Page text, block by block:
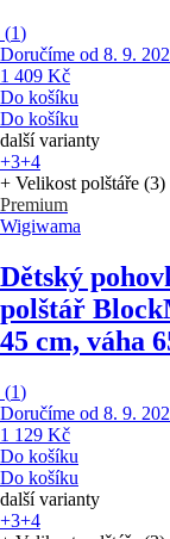
(1)
Doručíme od 8. 9.
1 409 Kč
Do košíku
Do košíku
další varianty
+3+4
+ Velikost polštáře (3)
Premium
Wigiwama
Dětský
polštář Block
45 cm, váha
(1)
Doručíme od 8. 9.
1 129 Kč
Do košíku
Do košíku
další varianty
+3+4